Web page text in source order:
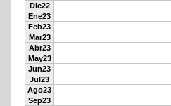
Dic22
Ene23
Feb23
Mar23
Abr23
May23
Jun23
Jul23
Ago23
Sep23